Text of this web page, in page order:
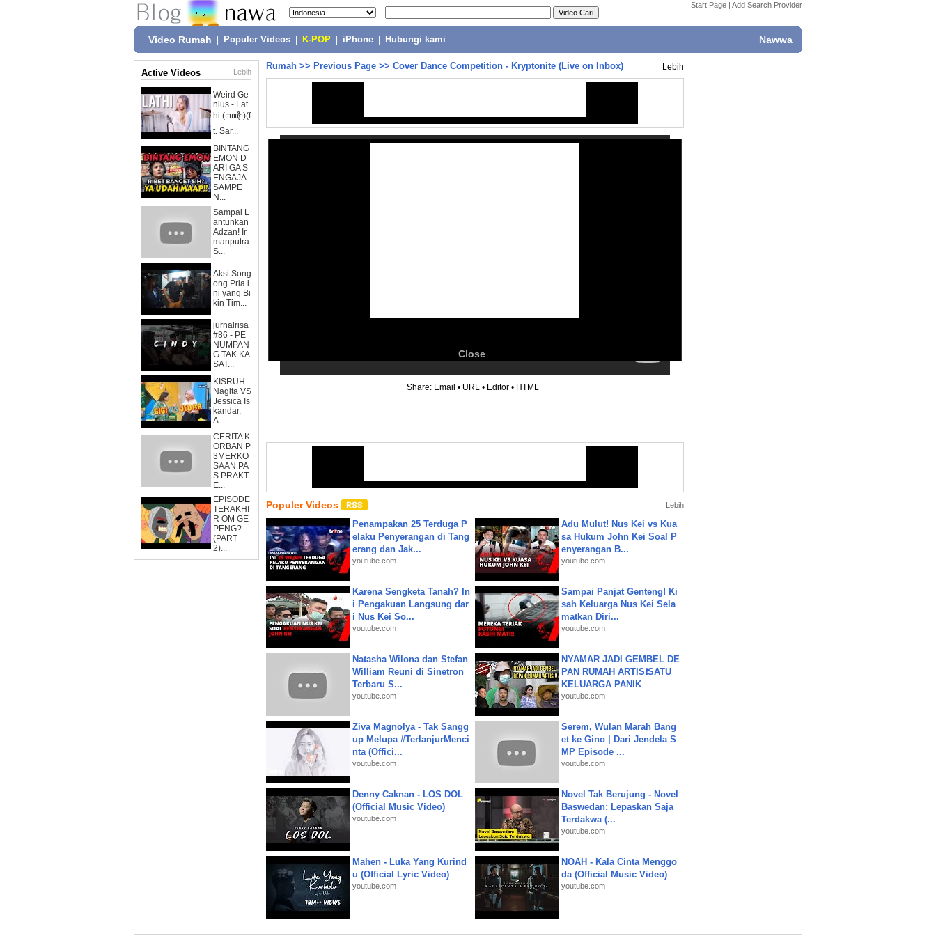
Start Page | Add Search Provider
Video Rumah Populer Videos K-POP iPhone Hubungi kami Nawwa
Active Videos Lebih
Weird Ge
nius - Lat
hi (ꦭꦛꦶ)(f
t. Sar...
BINTANG
EMON D
ARI GA S
ENGAJA
SAMPE
N...
Sampai L
antunkan
Adzan! Ir
manputra
S...
Aksi Song
ong Pria i
ni yang Bi
kin Tim...
jurnalrisa
#86 - PE
NUMPAN
G TAK KA
SAT...
KISRUH
Nagita VS
Jessica Is
kandar,
A...
CERITA K
ORBAN P
3MERKO
SAAN PA
S PRAKT
E...
EPISODE
TERAKHI
R OM GE
PENG?
(PART
2)...
Rumah >> Previous Page >> Cover Dance Competition - Kryptonite (Live on Inbox) Lebih
Close
Share: Email • URL • Editor • HTML
Populer Videos Lebih
Penampakan 25 Terduga P
elaku Penyerangan di Tang
erang dan Jak...
youtube.com
Adu Mulut! Nus Kei vs Kua
sa Hukum John Kei Soal P
enyerangan B...
youtube.com
Karena Sengketa Tanah? In
i Pengakuan Langsung dar
i Nus Kei So...
youtube.com
Sampai Panjat Genteng! Ki
sah Keluarga Nus Kei Sela
matkan Diri...
youtube.com
Natasha Wilona dan Stefan
William Reuni di Sinetron
Terbaru S...
youtube.com
NYAMAR JADI GEMBEL DE
PAN RUMAH ARTIS❗SATU
KELUARGA PANIK
youtube.com
Ziva Magnolya - Tak Sangg
up Melupa #TerlanjurMenci
nta (Offici...
youtube.com
Serem, Wulan Marah Bang
et ke Gino | Dari Jendela S
MP Episode ...
youtube.com
Denny Caknan - LOS DOL
(Official Music Video)
youtube.com
Novel Tak Berujung - Novel
Baswedan: Lepaskan Saja
Terdakwa (...
youtube.com
Mahen - Luka Yang Kurind
u (Official Lyric Video)
youtube.com
NOAH - Kala Cinta Menggo
da (Official Music Video)
youtube.com